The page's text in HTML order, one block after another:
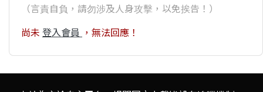
（言責自負，請勿涉及人身攻擊，以免挨告！）
尚未 登入會員 ，無法回應！